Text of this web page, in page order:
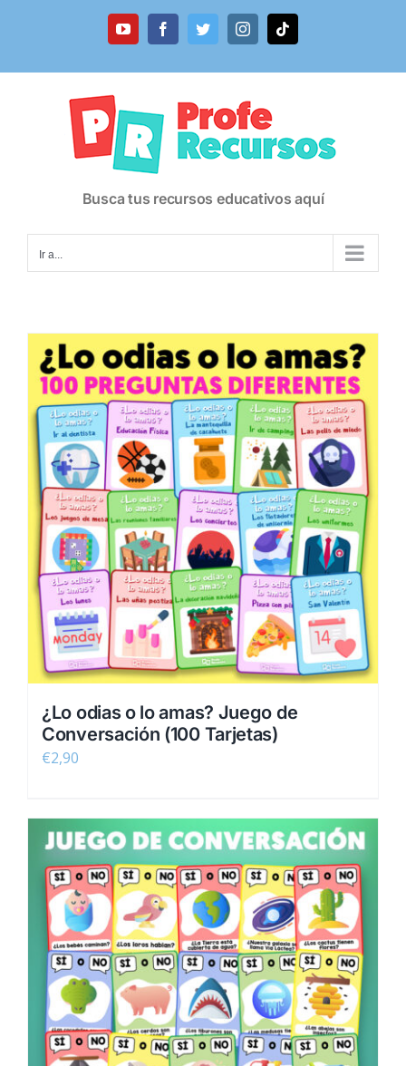
YouTubeFacebookTwitterInstagramTiktok
Busca tus recursos educativos aquí
Ir a...
¿Lo odias o lo amas? Juego de
Conversación (100 Tarjetas)
€2,90